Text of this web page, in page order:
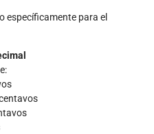
específicamente para el